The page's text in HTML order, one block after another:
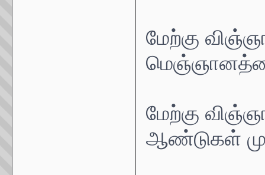
மேற்கு
மேற்கு
ஆண்டுகள்